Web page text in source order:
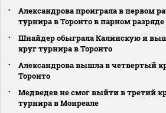
Александрова проиграла в первом
турнира в Торонто в парном разряде
Шнайдер обыграла Калинскую и
круг турнира в Торонто
Александрова вышла в четвертый
Торонто
Медведев не смог выйти в третий
турнира в Монреале